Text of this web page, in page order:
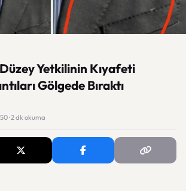
Yetkilinin Kıyafeti
Gölgede Bıraktı
· 2 dk okuma